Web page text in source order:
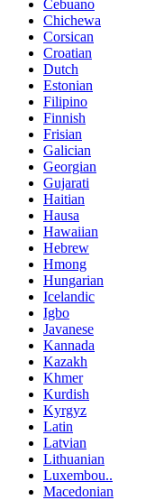
Cebuano
Chichewa
Corsican
Croatian
Dutch
Estonian
Filipino
Finnish
Frisian
Galician
Georgian
Gujarati
Haitian
Hausa
Hawaiian
Hebrew
Hmong
Hungarian
Icelandic
Igbo
Javanese
Kannada
Kazakh
Khmer
Kurdish
Kyrgyz
Latin
Latvian
Lithuanian
Luxembou..
Macedonian